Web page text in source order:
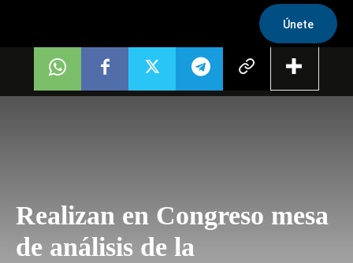
Únete
Realizan en Congreso mesa
de análisis de la